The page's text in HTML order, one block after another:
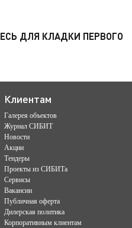
ДЛЯ КЛАДКИ ПЕРВОГО
Клиентам
Галерея объектов
Журнал СИБИТ
Новости
Акции
Тендеры
Проекты из СИБИТа
Сервисы
Вакансии
Публичная оферта
Дилерская политика
Корпоративным клиентам